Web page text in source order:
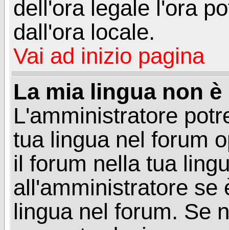
dell'ora legale l'ora
dall'ora locale.
Vai ad inizio pagina
La mia lingua non
L'amministratore
tua lingua nel forum
il forum nella tua
all'amministratore se
lingua nel forum. Se